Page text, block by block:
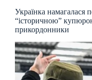
Українка намагалася
“історичною”
прикордонники